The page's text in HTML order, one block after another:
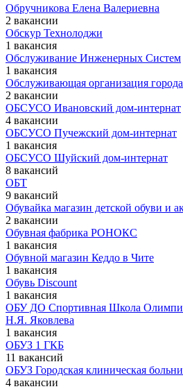
Обручникова Елена Валериевна
2 вакансии
Обскур Технолоджи
1 вакансия
Обслуживание Инженерных Систем
1 вакансия
Обслуживающая организация
2 вакансии
ОБСУСО Ивановский дом-интернат
4 вакансии
ОБСУСО Пучежский дом-интернат
1 вакансия
ОБСУСО Шуйский дом-интернат
8 вакансий
ОБТ
9 вакансий
Обувайка магазин детской обуви и
2 вакансии
Обувная фабрика РОНОКС
1 вакансия
Обувной магазин Кеддо в Чите
1 вакансия
Обувь Discount
1 вакансия
ОБУ ДО Спортивная Школа
Н.Я. Яковлева
1 вакансия
ОБУЗ 1 ГКБ
11 вакансий
ОБУЗ Городская клиническая
4 вакансии